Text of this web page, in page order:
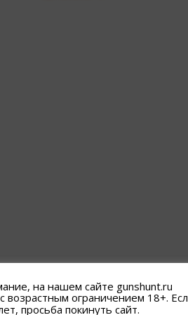
на нашем сайте gunshunt.ru
возрастным ограничением 18+.
просьба покинуть сайт.